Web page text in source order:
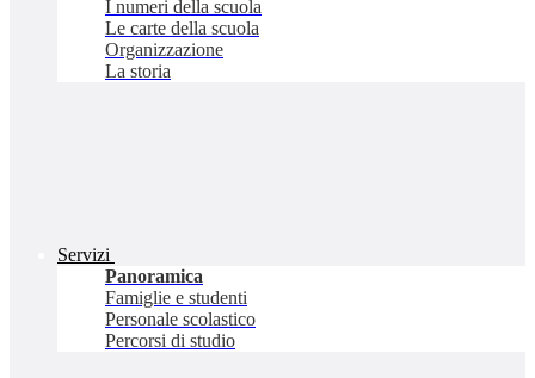
I numeri della scuola
Le carte della scuola
Organizzazione
La storia
Servizi
Panoramica
Famiglie e studenti
Personale scolastico
Percorsi di studio